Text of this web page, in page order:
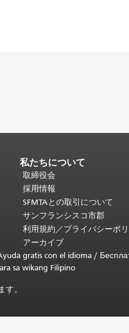
私たちについて
取締役会
採用情報
SFMTAとの取引について
サンフランシスコ市郡
利用規約／プライバシーポ
アーカイブ
gratis con el idioma /
sa wikang Filipino
。